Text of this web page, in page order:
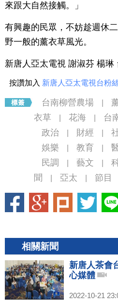
來跟大自然接觸。」
有興趣的民眾，不妨趁週休
野一般的薰衣草風光。
新唐人亞太電視 謝淑芬 楊琳
按讚加入 新唐人亞太電視台粉
台南柳營農場
衣草
花海 台
政治 財經
娛樂 教育
民調 藝文
聞
亞太 節目
相關新聞
新唐人茶會
心媒體
2022-10-21